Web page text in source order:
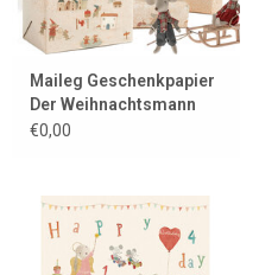
Maileg Geschenkpapier
Der Weihnachtsmann
kommt
€0,00